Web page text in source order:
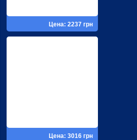
Цена: 2237 грн
Цена: 3016 грн